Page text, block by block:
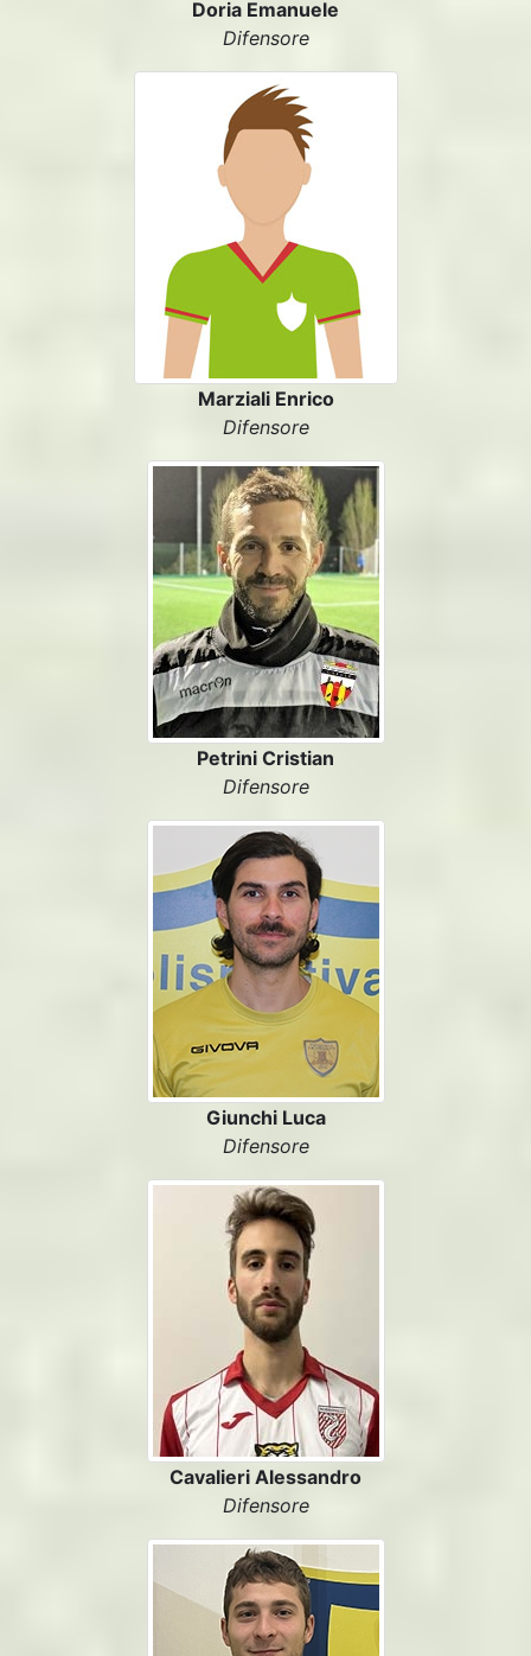
Doria Emanuele
Difensore
Marziali Enrico
Difensore
Petrini Cristian
Difensore
Giunchi Luca
Difensore
Cavalieri Alessandro
Difensore